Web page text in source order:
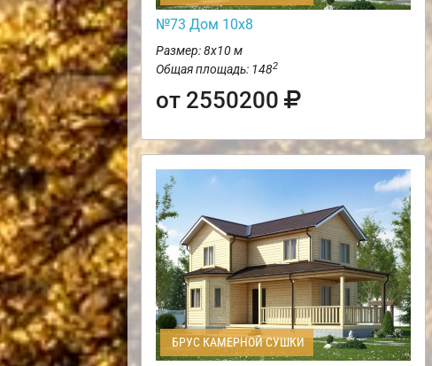
№73 Дом 10х8
Размер: 8х10 м
Общая площадь: 1482
от 2550200
БРУС КАМЕРНОЙ СУШКИ